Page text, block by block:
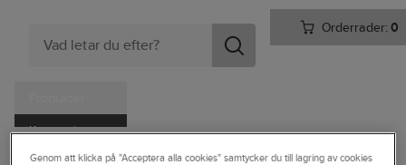
Orderrader:0
Kampanjer
Ahlsell Produkter
Verktyg & Maskiner
Genom att klicka på "Acceptera alla cookies" samtycker du till lagring av cookies